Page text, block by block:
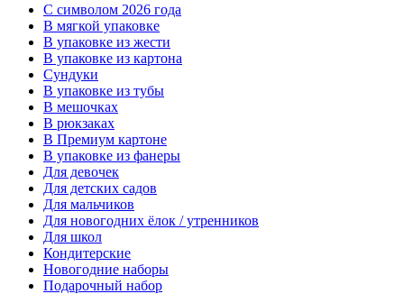
C символом 2026 года
В мягкой упаковке
В упаковке из жести
В упаковке из картона
Сундуки
В упаковке из тубы
В мешочках
В рюкзаках
В Премиум картоне
В упаковке из фанеры
Для девочек
Для детских садов
Для мальчиков
Для новогодних ёлок / утренников
Для школ
Кондитерские
Новогодние наборы
Подарочный набор